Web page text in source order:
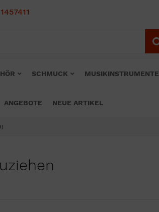
SCHMUCK MUSIKINSTRUMENTE
ANGEBOTE NEUE ARTIKEL